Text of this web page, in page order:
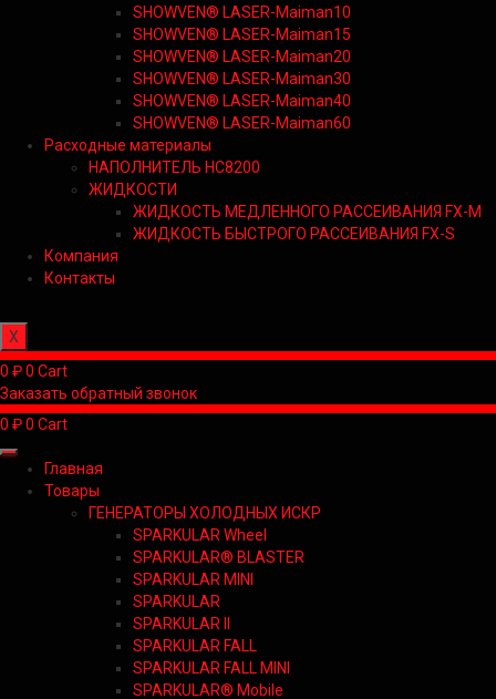
SHOWVEN® LASER-Maiman10
SHOWVEN® LASER-Maiman15
SHOWVEN® LASER-Maiman20
SHOWVEN® LASER-Maiman30
SHOWVEN® LASER-Maiman40
SHOWVEN® LASER-Maiman60
Расходные материалы
НАПОЛНИТЕЛЬ HC8200
ЖИДКОСТИ
ЖИДКОСТЬ МЕДЛЕННОГО РАССЕИВАНИЯ FX-M
ЖИДКОСТЬ БЫСТРОГО РАССЕИВАНИЯ FX-S
Компания
Контакты
X
0 ₽0 Cart
Заказать обратный звонок
0 ₽0 Cart
Главная
Товары
ГЕНЕРАТОРЫ ХОЛОДНЫХ ИСКР
SPARKULAR Wheel
SPARKULAR® BLASTER
SPARKULAR MINI
SPARKULAR
SPARKULAR II
SPARKULAR FALL
SPARKULAR FALL MINI
SPARKULAR® Mobile